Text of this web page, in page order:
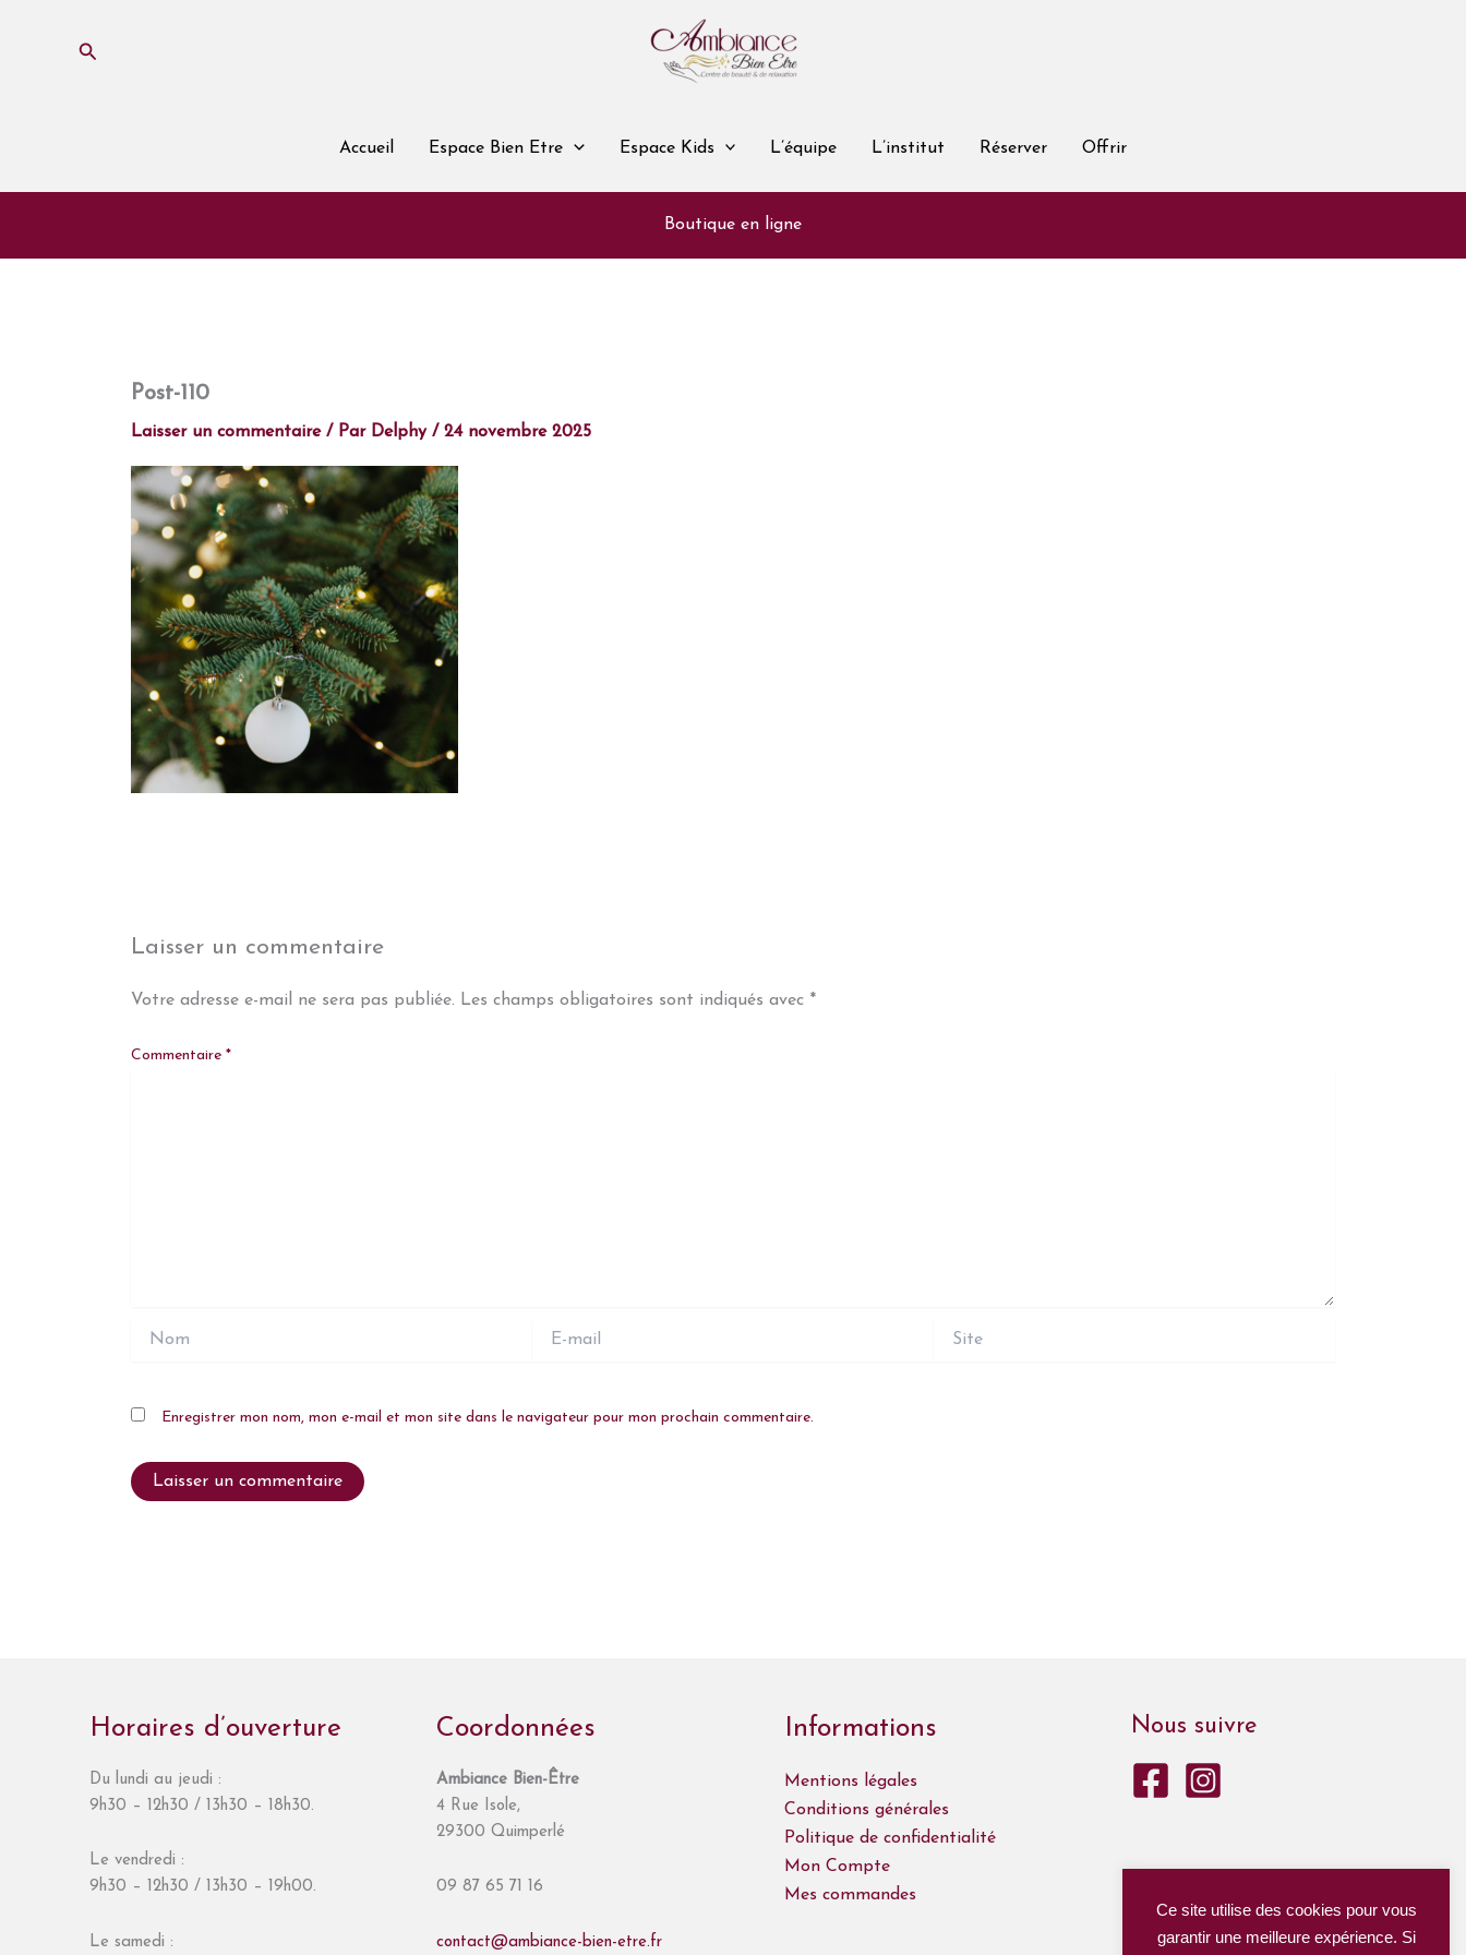
Rechercher
Accueil Espace Bien Etre Espace Kids L’équipe L’institut Réserver Offrir
Boutique en ligne
Post-110
Laisser un commentaire / Par Delphy / 24 novembre 2025
Laisser un commentaire
Votre adresse e-mail ne sera pas publiée. Les champs obligatoires sont indiqués avec *
Commentaire *
mail
Enregistrer mon nom, mon e-mail et mon site dans le navigateur pour mon prochain commentaire.
Horaires d’ouverture
Du lundi au jeudi :
9h30 – 12h30 / 13h30 – 18h30.
Le vendredi :
9h30 – 12h30 / 13h30 – 19h00.
Le samedi :
Coordonnées
Ambiance Bien-Être
4 Rue Isole,
29300 Quimperlé
09 87 65 71 16
contact@ambiance-bien-etre.fr
Informations
Mentions légales
Conditions générales
Politique de confidentialité
Mon Compte
Mes commandes
Nous suivre
Ce site utilise des cookies pour vous
garantir une meilleure expérience. Si